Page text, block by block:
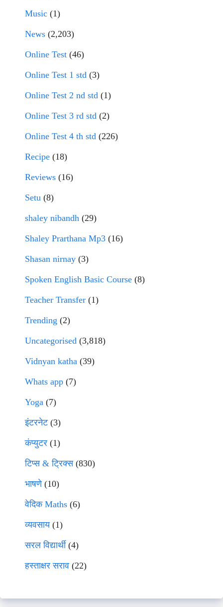
Music (1)
News (2,203)
Online Test (46)
Online Test 1 std (3)
Online Test 2 nd std (1)
Online Test 3 rd std (2)
Online Test 4 th std (226)
Recipe (18)
Reviews (16)
Setu (8)
shaley nibandh (29)
Shaley Prarthana Mp3 (16)
Shasan nirnay (3)
Spoken English Basic Course (8)
Teacher Transfer (1)
Trending (2)
Uncategorised (3,818)
Vidnyan katha (39)
Whats app (7)
Yoga (7)
इंटरनेट(3)
कंप्युटर (1)
टिप्स & ट्रिक्स(830)
भाषणे(10)
वेदिक Maths (6)
व्यवसाय(1)
सरल विद्यार्थी(4)
हस्ताक्षर सराव (22)